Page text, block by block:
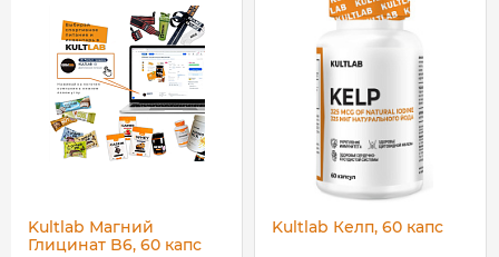
Kultlab Магний
Глицинат B6, 60 капс
Kultlab Келп, 60 капс